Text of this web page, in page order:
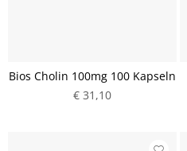
Bios Cholin 100mg 100 Kapseln
€ 31,10